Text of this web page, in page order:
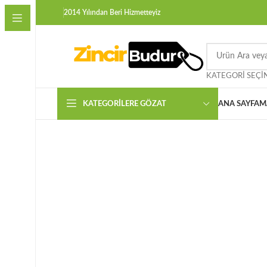
2014 Yılından Beri Hizmetteyiz
KATEGORI
KATEGORILERE GÖZAT ANA SAYFA